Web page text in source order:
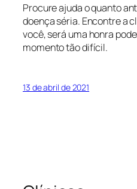
Procure ajuda o quanto
doença séria. Encontre a
você, será uma honra
momento tão difícil.
13 de abril de 2021